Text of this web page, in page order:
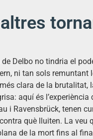
Delbo no tindria el
ni tan sols
clara de la brutalitat,
aquí és
i Ravensbrück, tenen
què lluiten. La veu
de la mort fins al